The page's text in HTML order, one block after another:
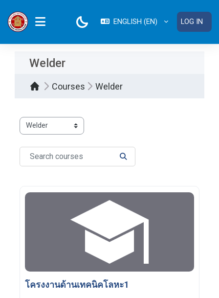
SIDE PANEL
ENGLISH ‎(EN)‎ LOG IN
Welder
Courses Welder
Course categories
Search courses
SEARCH COURSES
โครงงานด้านเทคนิคโลหะ1